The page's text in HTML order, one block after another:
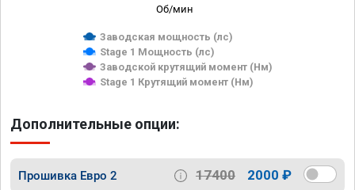
Об/мин
Заводская мощность (лс)
Stage 1 Мощность (лс)
Заводской крутящий момент (Нм)
Stage 1 Крутящий момент (Нм)
Дополнительные опции:
Прошивка Евро 2 17400 2000 ₽